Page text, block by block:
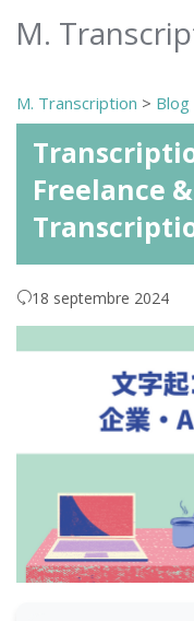
M.
M. Transcription > Blog
Freelance
18 septembre 2024